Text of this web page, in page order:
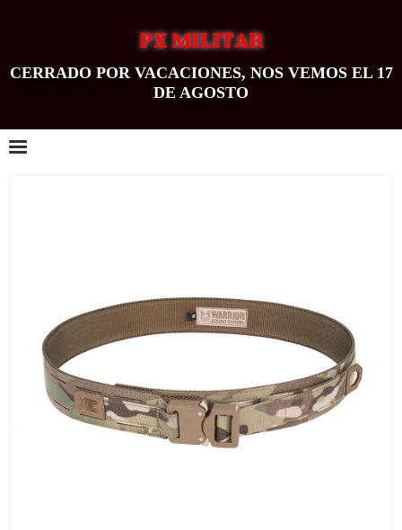
PX MILITAR
CERRADO POR VACACIONES, NOS VEMOS EL 17
DE AGOSTO